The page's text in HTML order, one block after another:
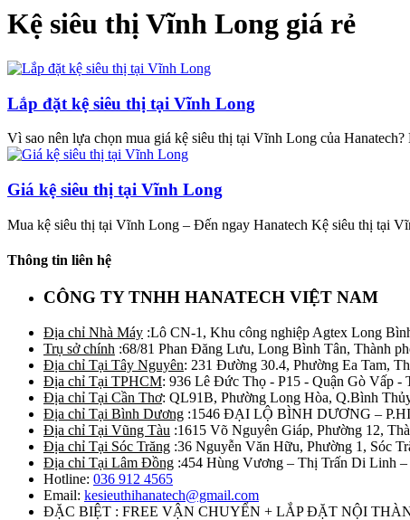
Kệ siêu thị Vĩnh Long giá rẻ
Lắp đặt kệ siêu thị tại Vĩnh Long
Vì sao nên lựa chọn mua giá kệ siêu thị tại Vĩnh Long của Hanatech?
Giá kệ siêu thị tại Vĩnh Long
Mua kệ siêu thị tại Vĩnh Long – Đến ngay Hanatech Kệ siêu thị tại
Thông tin liên hệ
CÔNG TY TNHH HANATECH VIỆT NAM
Địa chỉ Nhà Máy :Lô CN-1, Khu công nghiệp Agtex Long
Trụ sở chính :68/81 Phan Đăng Lưu, Long Bình Tân, Thành
Địa chỉ Tại Tây Nguyên: 231 Đường 30.4, Phường Ea Tam,
Địa chỉ Tại TPHCM: 936 Lê Đức Thọ - P15 - Quận Gò Vấp -
Địa chỉ Tại Cần Thơ: QL91B, Phường Long Hòa, Q.Bình
Địa chỉ Tại Bình Dương :1546 ĐẠI LỘ BÌNH DƯƠNG –
Địa chỉ Tại Vũng Tàu :1615 Võ Nguyên Giáp, Phường 12,
Địa chỉ Tại Sóc Trăng :36 Nguyễn Văn Hữu, Phường 1, Sóc
Địa chỉ Tại Lâm Đồng :454 Hùng Vương – Thị Trấn Di Linh
Hotline: 036 912 4565
Email: kesieuthihanatech@gmail.com
ĐẶC BIỆT : FREE VẬN CHUYỂN + LẮP ĐẶT NỘI